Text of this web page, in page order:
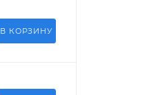
В КОРЗИНУ